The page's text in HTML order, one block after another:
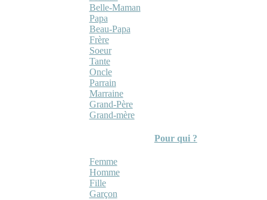
Belle-Maman
Papa
Beau-Papa
Frère
Soeur
Tante
Oncle
Parrain
Marraine
Grand-Père
Grand-mère
Pour qui ?
Femme
Homme
Fille
Garçon